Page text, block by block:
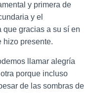
y primera de
y el
que gracias a su sí en
hizo presente.
llamar alegría
porque incluso
de las sombras de